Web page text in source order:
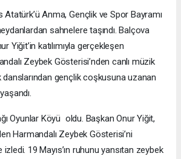
Atatürk’ü Anma, Gençlik ve Spor Bayramı
sahnelere taşındı. Balçova
Yiğit’in katılımıyla gerçekleşen
Zeybek Gösterisi’nden canlı müzik
gençlik coşkusuna uzanan
Oyunlar Köyü oldu. Başkan Onur Yiğit,
Harmandalı Zeybek Gösterisi’ni
19 Mayıs’ın ruhunu yansıtan zeybek